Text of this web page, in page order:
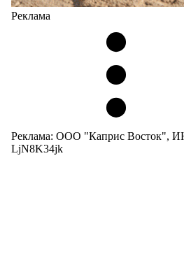
Реклама
Реклама: ООО "Каприс Восток",
LjN8K34jk